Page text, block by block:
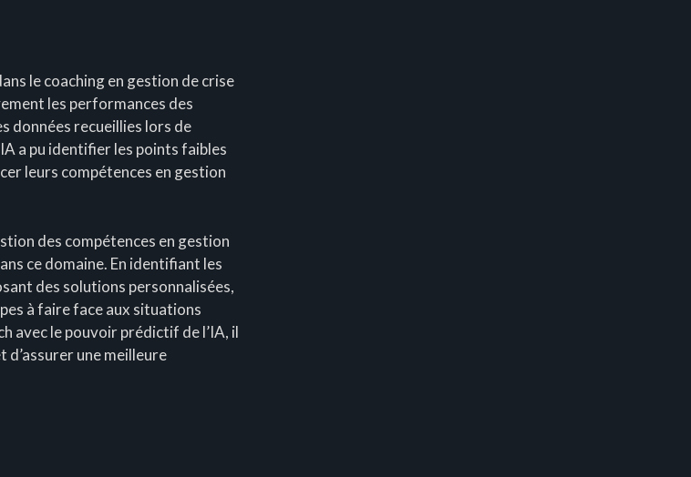
le coaching en gestion de crise
les performances des
données recueillies lors de
a pu identifier les points faibles
leurs compétences en gestion
des compétences en gestion
ce domaine. En identifiant les
des solutions personnalisées,
à faire face aux situations
avec le pouvoir prédictif de l’IA, il
une meilleure